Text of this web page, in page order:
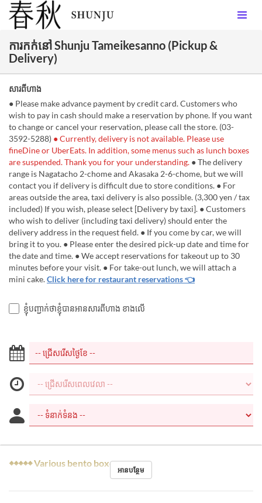
ការកក់នៅ Shunju Tameikesanno (Pickup &
Delivery)
សារពីហាង
● Please make advance payment by credit card. Customers who
wish to pay in cash should make a reservation by phone. If you want
to change or cancel your reservation, please call the store. (03-
3592-5288) ● Currently, delivery is not available. Please use
fineDine or UberEats. In addition, some menus such as lunch boxes
are suspended. Thank you for your understanding. ● The delivery
range is Nagatacho 2-chome and Akasaka 2-6-chome, but we will
contact you if delivery is difficult due to store conditions. ● For
areas outside the area, taxi delivery is also possible. (3,300 yen / tax
included) If you wish, please select [Delivery by taxi]. ● Customers
who wish to deliver (including taxi delivery) should enter the
delivery address in the request field. ● If you come by car, we will
bring it to you. ● Please enter the desired pick-up date and time for
the date and time. ● We accept reservations for takeout up to 30
minutes before your visit. ● For take-out lunch, we will attach a
mini cake.Click here for restaurant reservations 👈
ខ្ញុំបញ្ជាក់ថាខ្ញុំបានអានសារពីហាង ខាងលើ
◆◆◆◆◆ Various bento boxes ◆◆◆◆◆
អានបន្ថែម